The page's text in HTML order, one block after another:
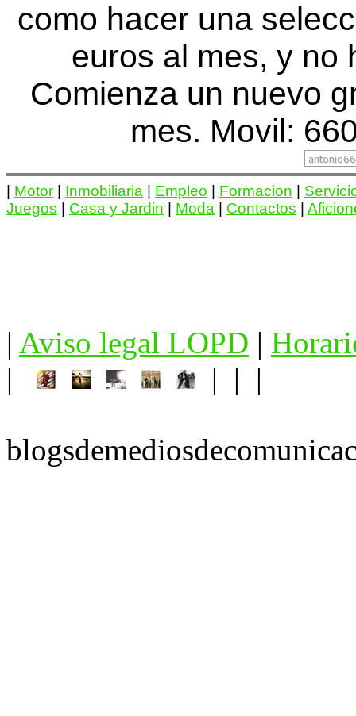
como hacer una
euros al mes, y no
Comienza un nuevo
mes. Movil:
Motor Inmobiliaria Empleo Formacion
Juegos
Casa y Jardin Moda Contactos
| Aviso legal LOPD |
|
| | |